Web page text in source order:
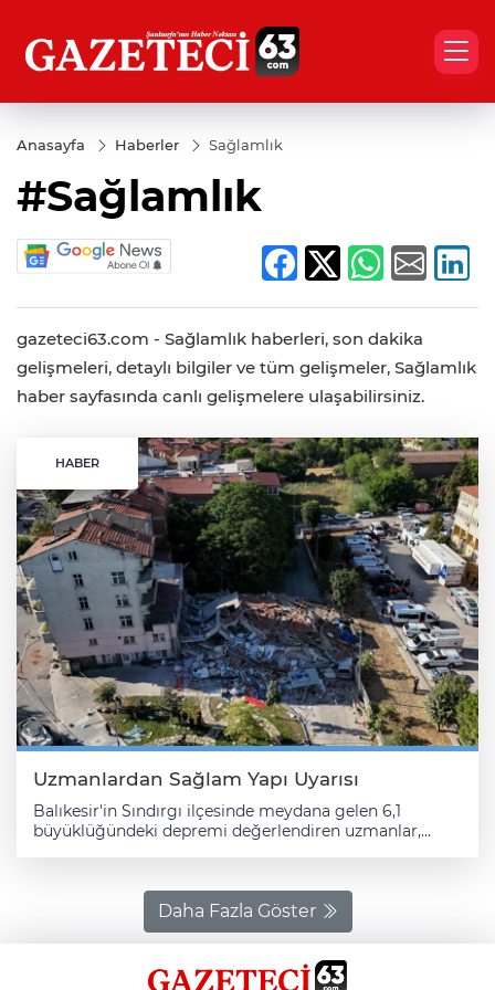
Anasayfa Haberler Sağlamlık
#Sağlamlık
gazeteci63.com - Sağlamlık haberleri, son dakika
gelişmeleri, detaylı bilgiler ve tüm gelişmeler, Sağlamlık
haber sayfasında canlı gelişmelere ulaşabilirsiniz.
HABER
Uzmanlardan Sağlam Yapı Uyarısı
Balıkesir'in Sındırgı ilçesinde meydana gelen 6,1
büyüklüğündeki depremi değerlendiren uzmanlar,
Uzmanlar, Balıkesir'in yanı sıra başta İstanbul olmak
üzere çevre illerde de hissedilen depremin etkileri
hakkında AA muhabirine değerlendirmelerde bulundu.
Jeoloji yüksek mühendisi Prof. Dr. Okan Tüysüz, dün
kırılmanın gerçekleştiği fay hattının Gediz civarlarında
Daha Fazla Göster